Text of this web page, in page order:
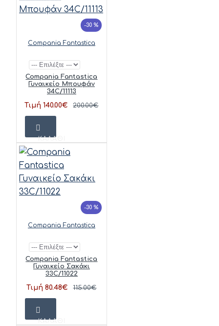
-30 %
Compania Fantastica
Compania Fantastica
Γυναικείο Μπουφάν
34C/11113
Τιμή 140.00€ 200.00€
ΚΑΛΆΘΙ
-30 %
Compania Fantastica
Compania Fantastica
Γυναικείο Σακάκι
33C/11022
Τιμή 80.48€ 115.00€
ΚΑΛΆΘΙ